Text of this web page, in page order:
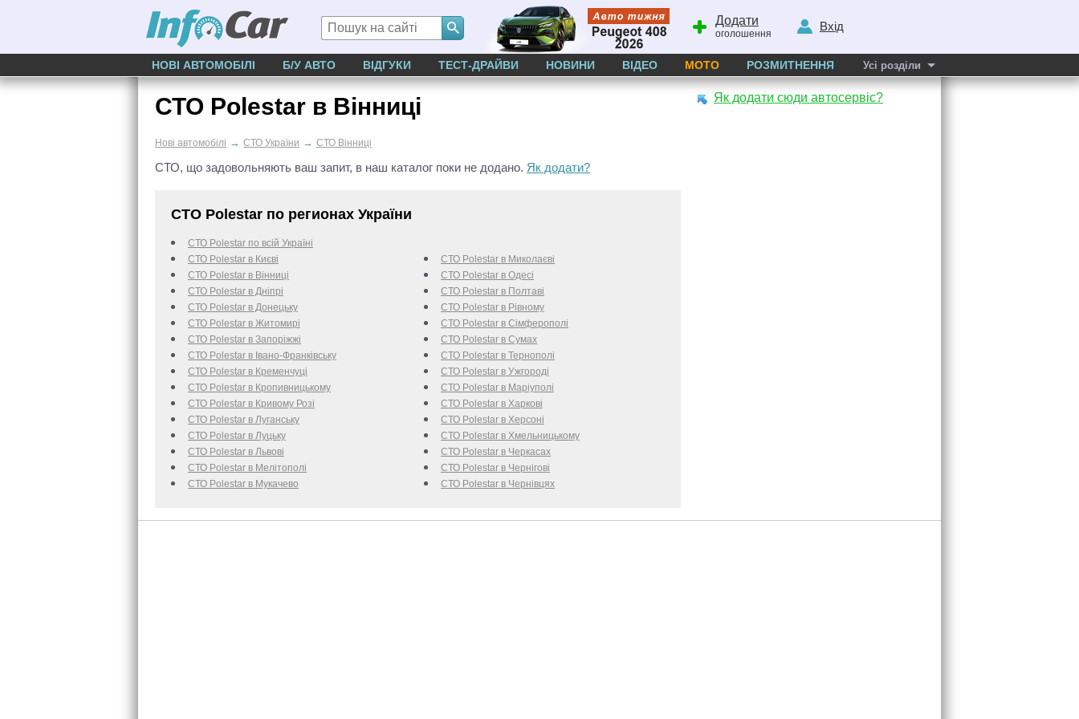
Додати
оголошення
Вхід
НОВІ АВТОМОБІЛІ Б/У АВТО ВІДГУКИ ТЕСТ-ДРАЙВИ НОВИНИ ВІДЕО МОТО РОЗМИТНЕННЯ Усі розділи
СТО Polestar в Вінниці
Нові автомобілі → СТО України → СТО Вінниці
СТО, що задовольняють ваш запит, в наш каталог поки не додано. Як додати?
СТО Polestar по регионах України
СТО Polestar по всій Україні
СТО Polestar в Києві
СТО Polestar в Вінниці
СТО Polestar в Дніпрі
СТО Polestar в Донецьку
СТО Polestar в Житомирі
СТО Polestar в Запоріжжі
СТО Polestar в Івано-Франківську
СТО Polestar в Кременчуці
СТО Polestar в Кропивницькому
СТО Polestar в Кривому Розі
СТО Polestar в Луганську
СТО Polestar в Луцьку
СТО Polestar в Львові
СТО Polestar в Мелітополі
СТО Polestar в Мукачево
СТО Polestar в Миколаєві
СТО Polestar в Одесі
СТО Polestar в Полтаві
СТО Polestar в Рівному
СТО Polestar в Сімферополі
СТО Polestar в Сумах
СТО Polestar в Тернополі
СТО Polestar в Ужгороді
СТО Polestar в Маріуполі
СТО Polestar в Харкові
СТО Polestar в Херсоні
СТО Polestar в Хмельницькому
СТО Polestar в Черкаcах
СТО Polestar в Чернігові
СТО Polestar в Чернівцях
Як додати сюди автосервіс?